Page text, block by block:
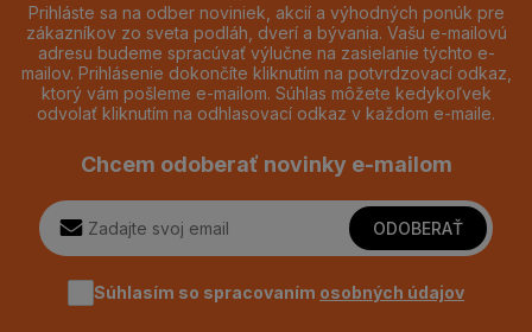
Prihláste sa na odber noviniek, akcií a výhodných ponúk pre
zákazníkov zo sveta podláh, dverí a bývania. Vašu e-mailovú
adresu budeme spracúvať výlučne na zasielanie týchto e-
mailov. Prihlásenie dokončíte kliknutím na potvrdzovací odkaz,
ktorý vám pošleme e-mailom. Súhlas môžete kedykoľvek
odvolať kliknutím na odhlasovací odkaz v každom e-maile.
Chcem odoberať novinky e-mailom
ODOBERAŤ
Súhlasím so spracovaním osobných údajov